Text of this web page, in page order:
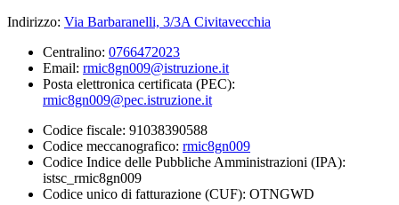
Indirizzo: Via Barbaranelli, 3/3A Civitavecchia
Centralino: 0766472023
Email: rmic8gn009@istruzione.it
Posta elettronica certificata (PEC):
rmic8gn009@pec.istruzione.it
Codice fiscale: 91038390588
Codice meccanografico: rmic8gn009
Codice Indice delle Pubbliche Amministrazioni (IPA):
istsc_rmic8gn009
Codice unico di fatturazione (CUF): OTNGWD